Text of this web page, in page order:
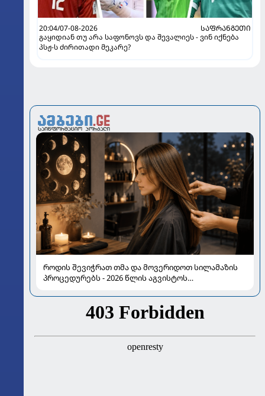
20:04/07-08-2026
ᲡᲐᲤᲠᲐᲜᲒᲔᲗᲘ
გაყიდიან თუ არა საფონოვს და შევალიეს - ვინ იქნება
პსჟ-ს ძირითადი მეკარე?
როდის შევიჭრათ თმა და მოვერიდოთ სილამაზის
პროცედურებს - 2026 წლის აგვისტოს